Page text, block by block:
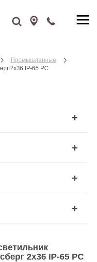
Промышленные
2х36 IP-65 PC
2х36 IP-65 PC